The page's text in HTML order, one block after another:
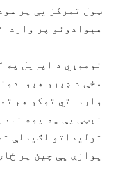
ټول تمرکز يې پر
هېوادونو پر
مخې د ډېرو
نېټې يې په يوه
يوازې يې چين پر